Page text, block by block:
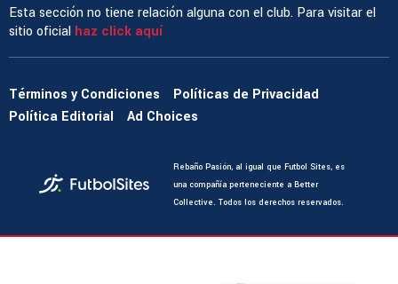
Esta sección no tiene relación alguna con el club. Para visitar el
sitio oficial haz click aquí
Términos y Condiciones
Políticas de Privacidad
Política Editorial
Ad Choices
Rebaño Pasión, al igual que Futbol Sites, es
una compañía perteneciente a Better
Collective. Todos los derechos reservados.